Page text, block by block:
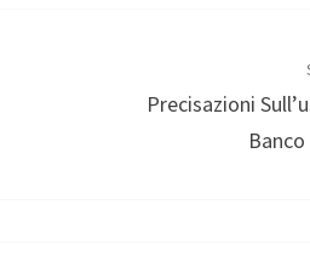
Precisazioni